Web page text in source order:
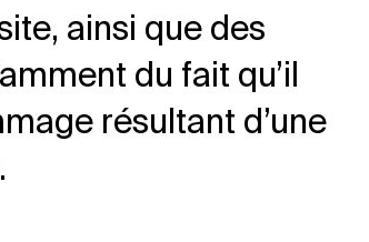
ainsi que des
du fait qu’il
résultant d’une